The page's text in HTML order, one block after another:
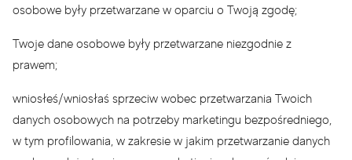
osobowe były przetwarzane w oparciu o Twoją zgodę;
Twoje dane osobowe były przetwarzane niezgodnie z
prawem;
wniosłeś/wniosłaś sprzeciw wobec przetwarzania Twoich
danych osobowych na potrzeby marketingu bezpośredniego,
w tym profilowania, w zakresie w jakim przetwarzanie danych